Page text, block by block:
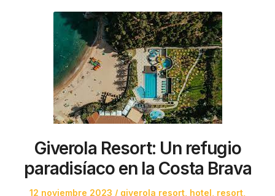
Giverola Resort: Un refugio
paradisíaco en la Costa Brava
Posted
12 noviembre 2023
Posted
giverola resort hotel resort